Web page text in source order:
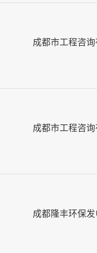
成都市工程咨
成都市工程咨
成都隆丰环保